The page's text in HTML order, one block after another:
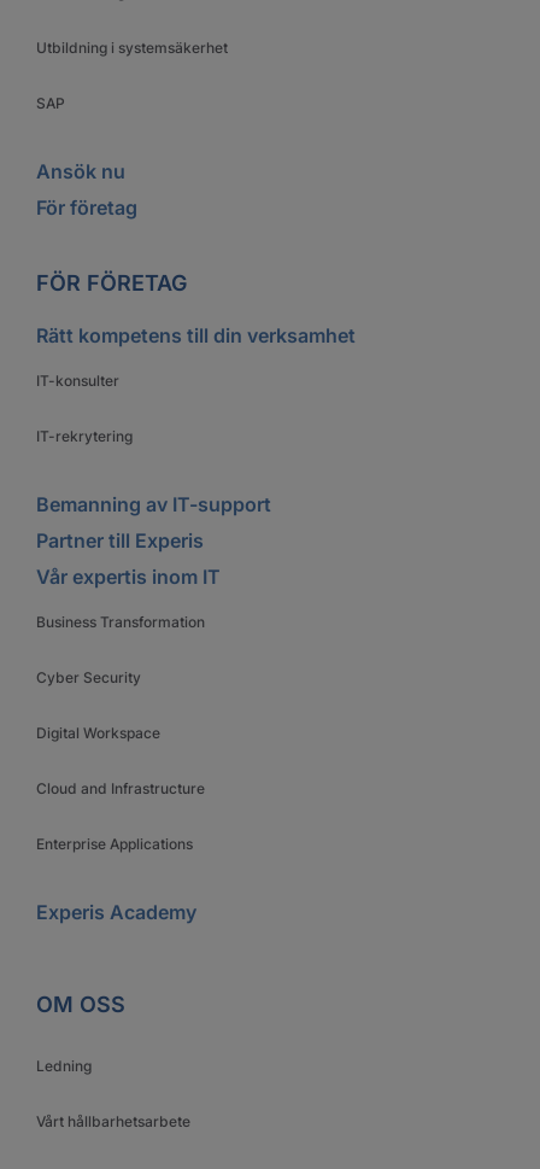
Utbildning i systemsäkerhet
SAP
Ansök nu
För företag
FÖR FÖRETAG
Rätt kompetens till din verksamhet
IT-konsulter
IT-rekrytering
Bemanning av IT-support
Partner till Experis
Vår expertis inom IT
Business Transformation
Cyber Security
Digital Workspace
Cloud and Infrastructure
Enterprise Applications
Experis Academy
OM OSS
Ledning
Vårt hållbarhetsarbete